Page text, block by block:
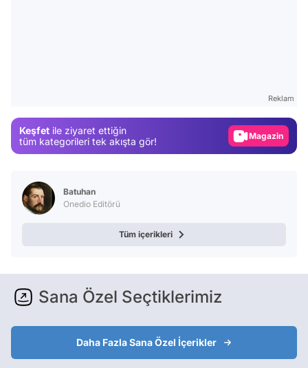
Reklam
Keşfet ile ziyaret ettiğin
tüm kategorileri tek akışta gör!
Magazin
Batuhan
Onedio Editörü
Tüm içerikleri
Sana Özel Seçtiklerimiz
Daha Fazla Sana Özel İçerikler